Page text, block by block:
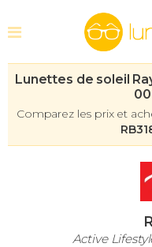
Lunettes de soleil
Comparez les prix et
Active